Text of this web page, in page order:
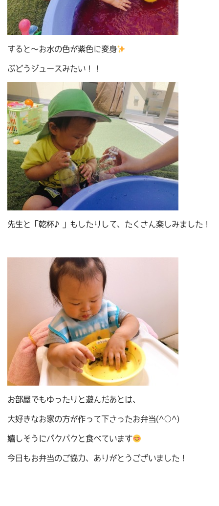
すると～お水の色が紫色に変身
ぶどうジュースみたい！！
先生と「乾杯♪」もしたりして、たくさん楽しみました！
お部屋でもゆったりと遊んだあとは、
大好きなお家の方が作って下さったお弁当(^○^)
嬉しそうにパクパクと食べています
今日もお弁当のご協力、ありがとうございました！